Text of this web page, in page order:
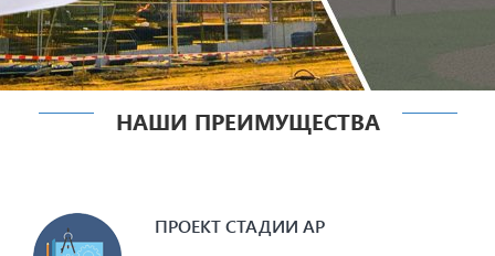
Дом из бруса Ещё не
определились
нужна консультация
НАШИ ПРЕИМУЩЕСТВА
ПРОЕКТ СТАДИИ АР